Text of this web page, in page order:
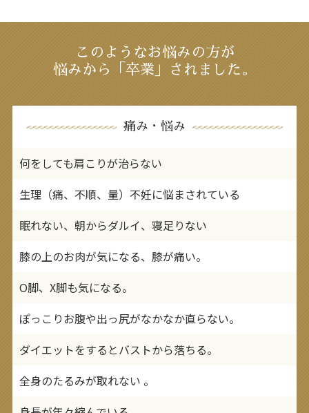
このようなお悩みの方が
悩みから「卒業」されました。
痛み・悩み
何をしても肩こりが治らない
生理（痛、不順、量）不妊に悩まされている
眠れない、朝からダルイ、寝足りない
膝の上のお肉が気になる、膝が痛い。
O脚、X脚も気になる。
ぽっこりお腹や出っ尻がなかなか直らない。
ダイエットをするとバストから落ちる。
全身のたるみが取れない 。